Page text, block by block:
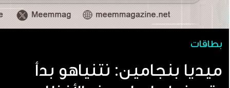
بطاقات
ميديا بنجامين: نتنياهو بدأ